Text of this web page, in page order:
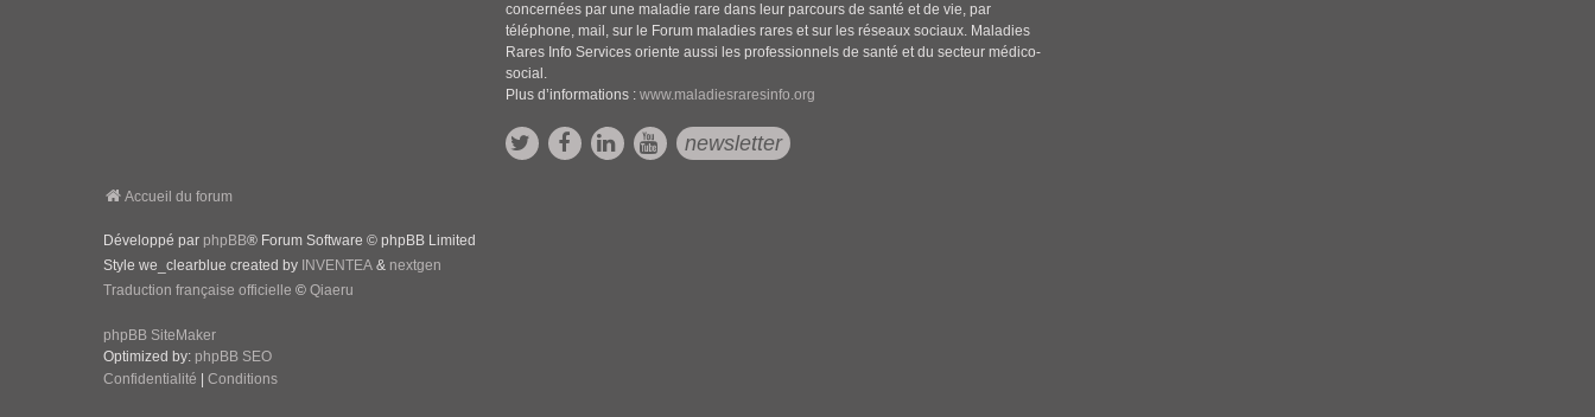
concernées par une maladie rare dans leur parcours de santé et de vie, par
téléphone, mail, sur le Forum maladies rares et sur les réseaux sociaux. Maladies
Rares Info Services oriente aussi les professionnels de santé et du secteur médico-
social.
Plus d’informations :www.maladiesraresinfo.org
newsletter
Accueil du forum
Développé par phpBB® Forum Software © phpBB Limited
Style we_clearblue created by INVENTEA & nextgen
Traduction française officielle © Qiaeru
phpBB SiteMaker
Optimized by: phpBB SEO
Confidentialité
Conditions